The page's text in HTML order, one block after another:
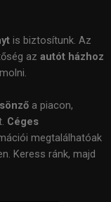
is biztosítunk. Az
az autót házhoz
a piacon,
Céges
megtalálhatóak
Keress ránk, majd